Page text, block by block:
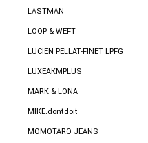
LASTMAN
LOOP & WEFT
LUCIEN PELLAT-FINET LPFG
LUXEAKMPLUS
MARK & LONA
MIKE.dontdoit
MOMOTARO JEANS